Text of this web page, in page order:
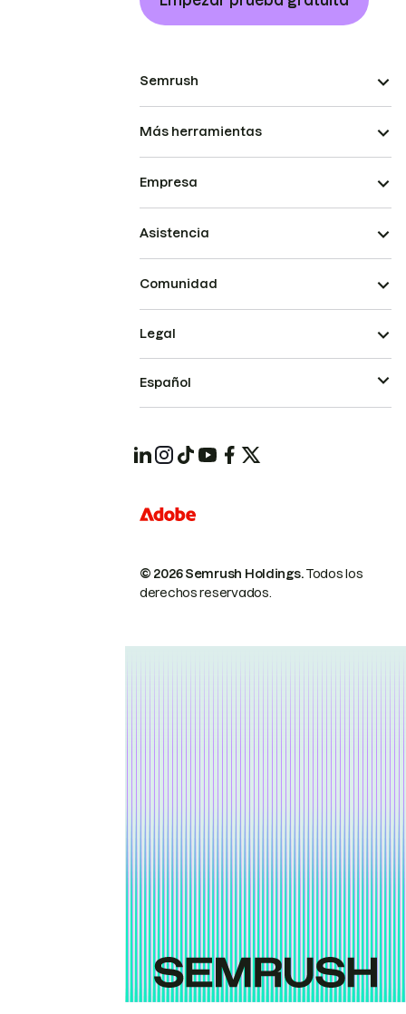
Semrush
Más herramientas
Empresa
Asistencia
Comunidad
© 2026 Semrush Holdings.Todos los
derechos reservados.
Legal
Español